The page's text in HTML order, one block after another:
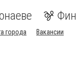
города Вакансии